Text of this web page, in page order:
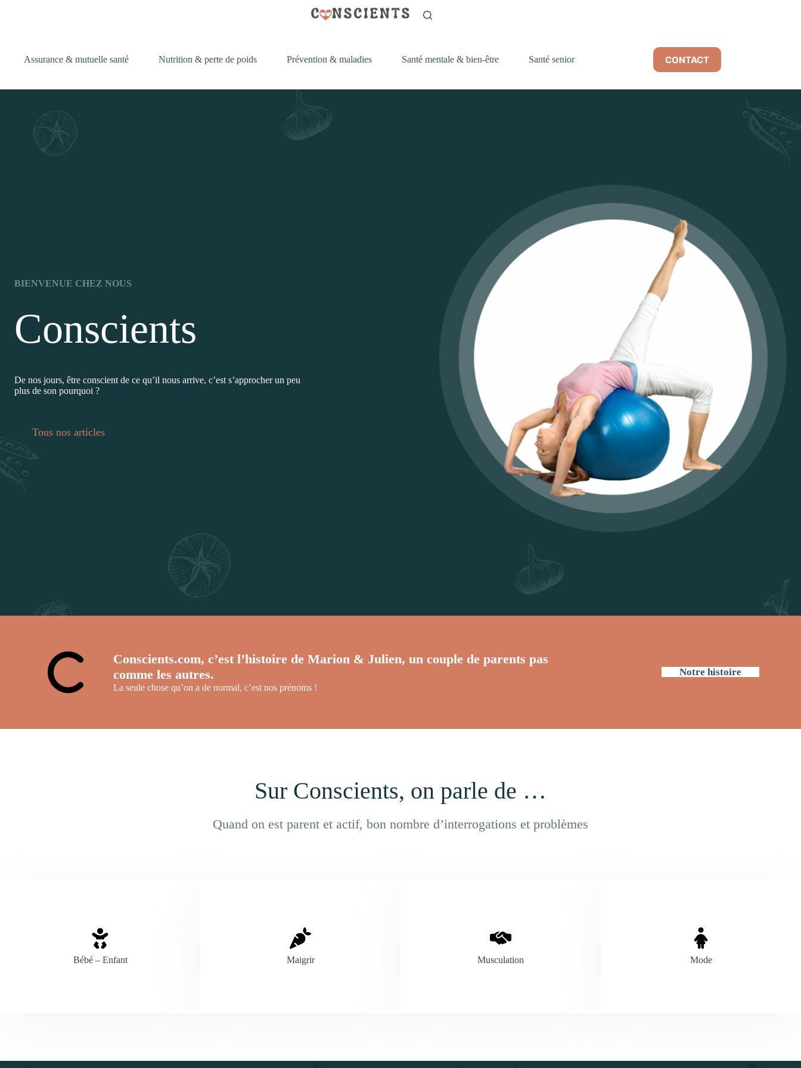
Assurance & mutuelle santé Nutrition & perte de poids Prévention & maladies Santé mentale & bien-être Santé senior CONTACT
BIENVENUE CHEZ NOUS
Conscients
De nos jours, être conscient de ce qu’il nous arrive, c’est s’approcher un peu
plus de son pourquoi ?
Tous nos articles
Conscients.com, c’est l’histoire de Marion & Julien, un couple de parents pas
comme les autres.
La seule chose qu’on a de normal, c’est nos prénoms !
Notre histoire
Sur Conscients, on parle de …
Quand on est parent et actif, bon nombre d’interrogations et problèmes
Bébé – Enfant Maigrir Musculation Mode